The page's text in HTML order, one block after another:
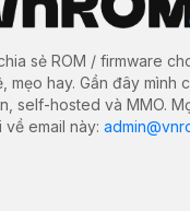
sẻ ROM / firmware
mẹo hay. Gần đây mình
self-hosted và MMO.
email này: